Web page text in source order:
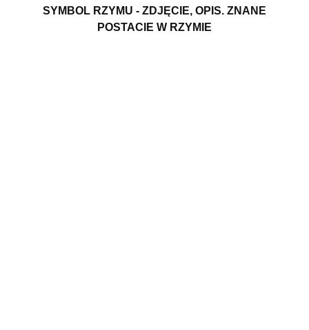
SYMBOL RZYMU - ZDJĘCIE, OPIS. ZNANE
POSTACIE W RZYMIE